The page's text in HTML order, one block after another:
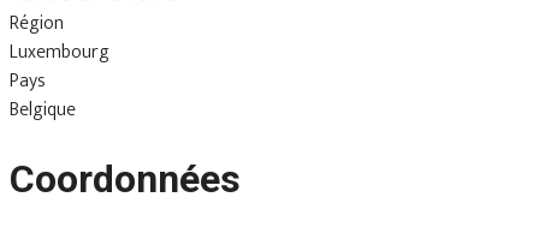
Région
Luxembourg
Pays
Belgique
Coordonnées